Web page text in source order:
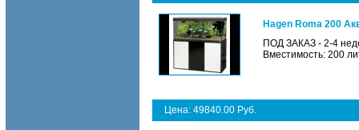
Hagen Roma 200
ПОД ЗАКАЗ - 2-4
Вместимость: 200
Цена: 49840.00 Руб.